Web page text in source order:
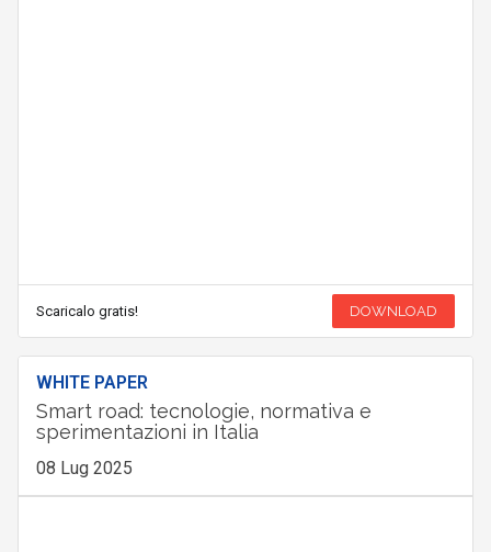
Scaricalo gratis! DOWNLOAD
WHITE PAPER
Smart road: tecnologie, normativa e
sperimentazioni in Italia
08 Lug 2025